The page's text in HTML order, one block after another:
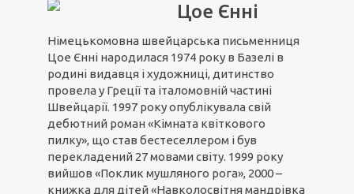
Цое Єнні
Німецькомовна швейцарська письменниця
Цое Єнні народилася 1974 року в Базелі в
родині видавця і художниці, дитинство
провела у Греції та італомовній частині
Швейцарії. 1997 року опублікувала свій
дебютний роман «Кімната квіткового
пилку», що став бестеселлером і був
перекладений 27 мовами світу. 1999 року
вийшов «Поклик мушляного рога», 2000 –
книжка для дітей «Навколосвітня мандрівка